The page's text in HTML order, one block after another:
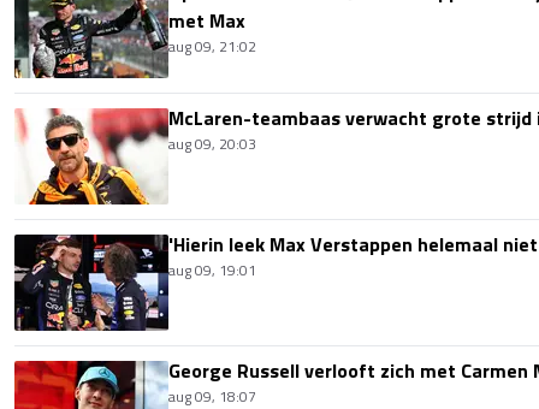
met Max
aug 09, 21:02
McLaren-teambaas verwacht grote
aug 09, 20:03
'Hierin leek Max Verstappen helemaal
aug 09, 19:01
George Russell verlooft zich met Carmen
aug 09, 18:07